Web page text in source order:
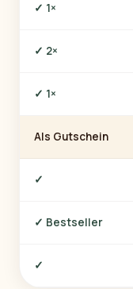
✓ 1×
✓ 2×
✓ 1×
Als Gutschein
✓
✓ Bestseller
✓